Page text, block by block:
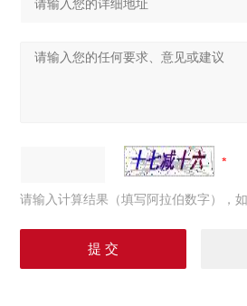
请输入计算结果（填写阿拉伯数字），